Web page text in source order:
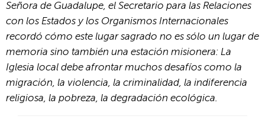
Señora de Guadalupe, el Secretario para las Relaciones
con los Estados y los Organismos Internacionales
recordó cómo este lugar sagrado no es sólo un lugar de
memoria sino también una estación misionera: La
Iglesia local debe afrontar muchos desafíos como la
migración, la violencia, la criminalidad, la indiferencia
religiosa, la pobreza, la degradación ecológica.